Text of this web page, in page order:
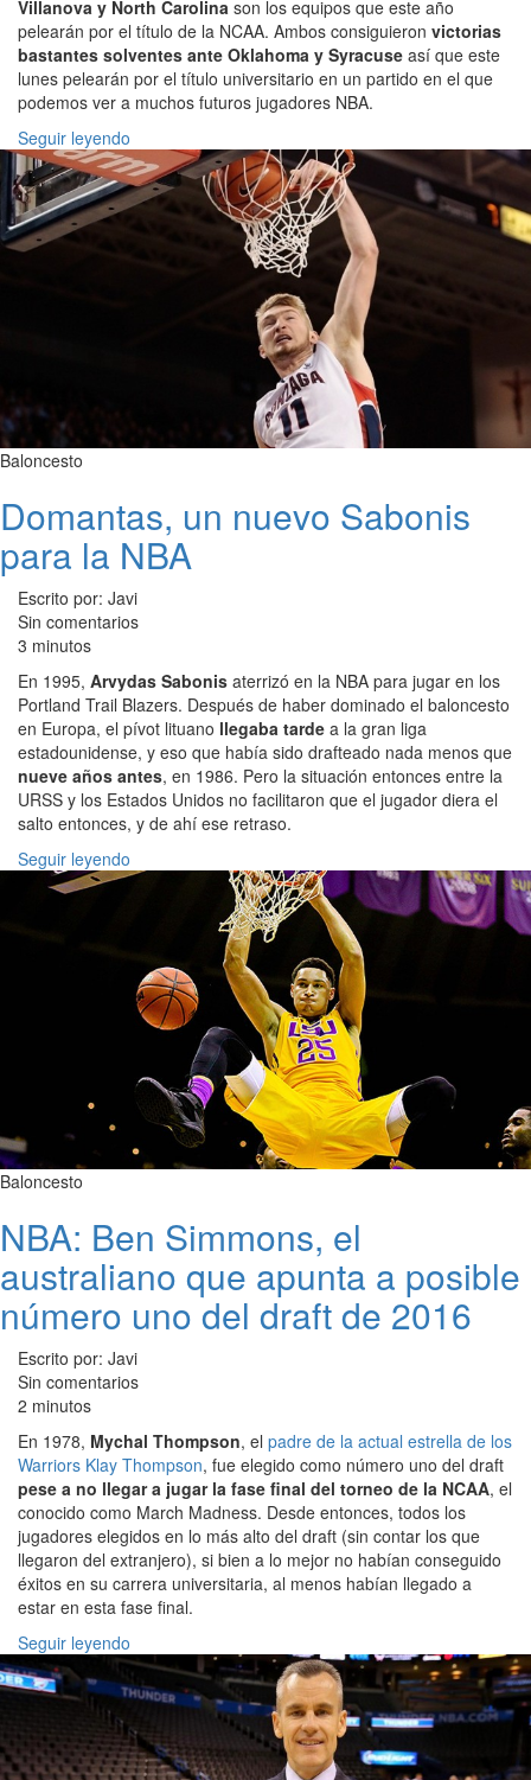
Villanova y North Carolina son los equipos que este año
pelearán por el título de la NCAA. Ambos consiguieron victorias
bastantes solventes ante Oklahoma y Syracuse así que este
lunes pelearán por el título universitario en un partido en el que
podemos ver a muchos futuros jugadores NBA.
Seguir leyendo
Baloncesto
Domantas, un nuevo Sabonis
para la NBA
Escrito por: Javi
Sin comentarios
3 minutos
En 1995, Arvydas Sabonis aterrizó en la NBA para jugar en los
Portland Trail Blazers. Después de haber dominado el baloncesto
en Europa, el pívot lituano llegaba tarde a la gran liga
estadounidense, y eso que había sido drafteado nada menos que
nueve años antes, en 1986. Pero la situación entonces entre la
URSS y los Estados Unidos no facilitaron que el jugador diera el
salto entonces, y de ahí ese retraso.
Seguir leyendo
Baloncesto
NBA: Ben Simmons, el
australiano que apunta a posible
número uno del draft de 2016
Escrito por: Javi
Sin comentarios
2 minutos
En 1978, Mychal Thompson, el padre de la actual estrella de los
Warriors Klay Thompson, fue elegido como número uno del draft
pese a no llegar a jugar la fase final del torneo de la NCAA, el
conocido como March Madness. Desde entonces, todos los
jugadores elegidos en lo más alto del draft (sin contar los que
llegaron del extranjero), si bien a lo mejor no habían conseguido
éxitos en su carrera universitaria, al menos habían llegado a
estar en esta fase final.
Seguir leyendo